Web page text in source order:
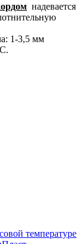
надевается
1-3,5 мм